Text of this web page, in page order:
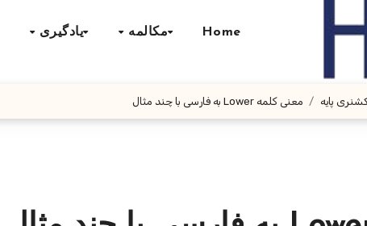
Home مکالمه یادگیری
پایه معنی کلمه Lower به فارسی با چند مثال